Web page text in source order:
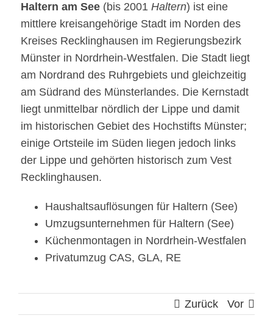
Haltern am See (bis 2001 Haltern) ist eine
mittlere kreisangehörige Stadt im Norden des
Kreises Recklinghausen im Regierungsbezirk
Münster in Nordrhein-Westfalen. Die Stadt liegt
am Nordrand des Ruhrgebiets und gleichzeitig
am Südrand des Münsterlandes. Die Kernstadt
liegt unmittelbar nördlich der Lippe und damit
im historischen Gebiet des Hochstifts Münster;
einige Ortsteile im Süden liegen jedoch links
der Lippe und gehörten historisch zum Vest
Recklinghausen.
Haushaltsauflösungen für Haltern (See)
Umzugsunternehmen für Haltern (See)
Küchenmontagen in Nordrhein-Westfalen
Privatumzug CAS, GLA, RE
Zurück Vor